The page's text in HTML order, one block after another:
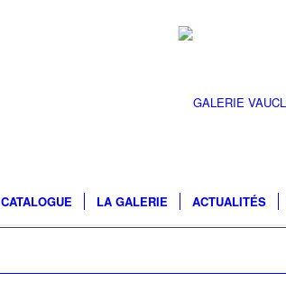
CATALOGUE LA GALERIE ACTUALITÉS